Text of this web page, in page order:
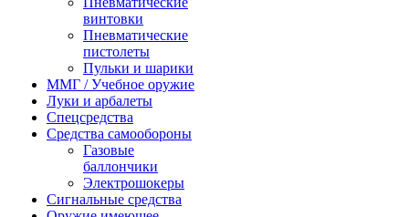
винтовки
Пневматические
пистолеты
Пульки и шарики
ММГ / Учебное оружие
Луки и арбалеты
Спецсредства
Средства самообороны
Газовые
баллончики
Электрошокеры
Сигнальные средства